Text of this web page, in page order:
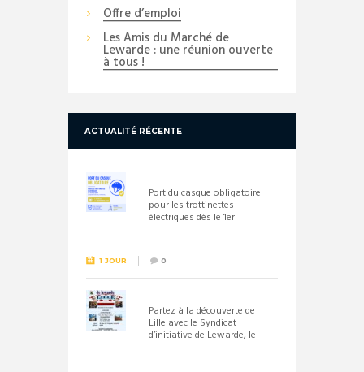
Offre d’emploi
Les Amis du Marché de
Lewarde : une réunion ouverte
à tous !
ACTUALITÉ RÉCENTE
Port du casque obligatoire
pour les trottinettes
électriques dès le 1er
1 JOUR 0
Partez à la découverte de
Lille avec le Syndicat
d’initiative de Lewarde, le